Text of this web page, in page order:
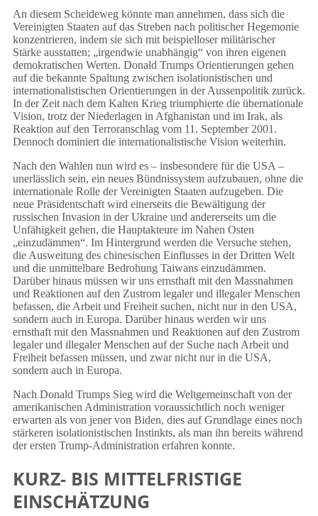
An diesem Scheideweg könnte man annehmen, dass sich die
Vereinigten Staaten auf das Streben nach politischer Hegemonie
konzentrieren, indem sie sich mit beispielloser militärischer
Stärke ausstatten; „irgendwie unabhängig“ von ihren eigenen
demokratischen Werten. Donald Trumps Orientierungen gehen
auf die bekannte Spaltung zwischen isolationistischen und
internationalistischen Orientierungen in der Aussenpolitik zurück.
In der Zeit nach dem Kalten Krieg triumphierte die übernationale
Vision, trotz der Niederlagen in Afghanistan und im Irak, als
Reaktion auf den Terroranschlag vom 11. September 2001.
Dennoch dominiert die internationalistische Vision weiterhin.
Nach den Wahlen nun wird es – insbesondere für die USA –
unerlässlich sein, ein neues Bündnissystem aufzubauen, ohne die
internationale Rolle der Vereinigten Staaten aufzugeben. Die
neue Präsidentschaft wird einerseits die Bewältigung der
russischen Invasion in der Ukraine und andererseits um die
Unfähigkeit gehen, die Hauptakteure im Nahen Osten
„einzudämmen“. Im Hintergrund werden die Versuche stehen,
die Ausweitung des chinesischen Einflusses in der Dritten Welt
und die unmittelbare Bedrohung Taiwans einzudämmen.
Darüber hinaus müssen wir uns ernsthaft mit den Massnahmen
und Reaktionen auf den Zustrom legaler und illegaler Menschen
befassen, die Arbeit und Freiheit suchen, nicht nur in den USA,
sondern auch in Europa. Darüber hinaus werden wir uns
ernsthaft mit den Massnahmen und Reaktionen auf den Zustrom
legaler und illegaler Menschen auf der Suche nach Arbeit und
Freiheit befassen müssen, und zwar nicht nur in die USA,
sondern auch in Europa.
Nach Donald Trumps Sieg wird die Weltgemeinschaft von der
amerikanischen Administration voraussichtlich noch weniger
erwarten als von jener von Biden, dies auf Grundlage eines noch
stärkeren isolationistischen Instinkts, als man ihn bereits während
der ersten Trump-Administration erfahren konnte.
KURZ- BIS MITTELFRISTIGE
EINSCHÄTZUNG